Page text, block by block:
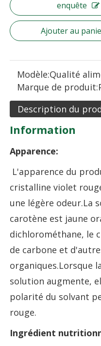
enquête
Ajouter au
Modèle:Qualité
Marque de produit:
Description du
Information
Apparence:
L'apparence du
cristalline violet
une légère odeur.La
carotène est jaune
dichlorométhane, le
de carbone et
organiques.Lorsque
solution augmente,
polarité du solvant
rouge.
Ingrédient